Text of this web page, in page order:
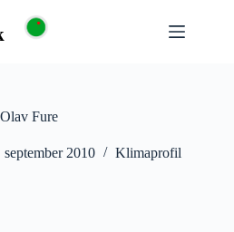
Fure
september 2010 Klimaprofil